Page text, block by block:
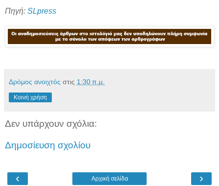
Πηγή: SLpress
Δρόμος ανοιχτός στις 1:30 π.μ.
Κοινή χρήση
Δεν υπάρχουν σχόλια:
Δημοσίευση σχολίου
‹ ›
Αρχική σελίδα